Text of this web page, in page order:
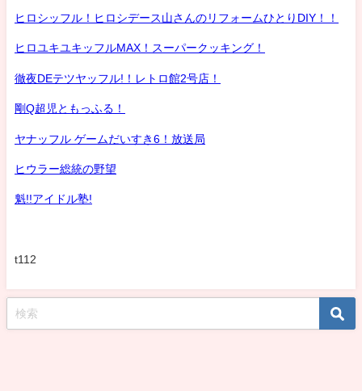
ヒロシッフル！ヒロシデース山さんのリフォームひとりDIY！！
ヒロユキユキッフルMAX！スーパークッキング！
徹夜DEテツヤッフル!！レトロ館2号店！
剛Q超児ともっふる！
ヤナッフル ゲームだいすき6！放送局
ヒウラー総統の野望
魁!!アイドル塾!
t112